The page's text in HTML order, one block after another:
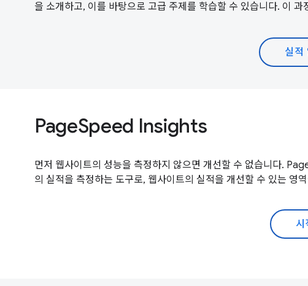
을 소개하고, 이를 바탕으로 고급 주제를 학습할 수 있습니다. 이
실적
PageSpeed Insights
먼저 웹사이트의 성능을 측정하지 않으면 개선할 수 없습니다.
의 실적을 측정하는 도구로, 웹사이트의 실적을 개선할 수 있는 영
시